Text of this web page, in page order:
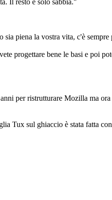
piena la vostra vita, c'è
progettare bene le basi e poi
per ristrutturare Mozilla ma
sul ghiaccio è stata fatta